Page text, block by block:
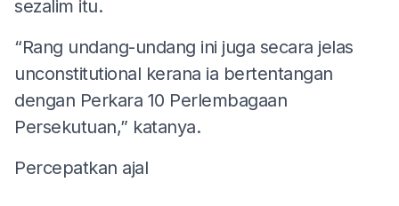
sezalim itu.
“Rang undang-undang ini juga secara jelas
unconstitutional kerana ia bertentangan
dengan Perkara 10 Perlembagaan
Persekutuan,” katanya.
Percepatkan ajal